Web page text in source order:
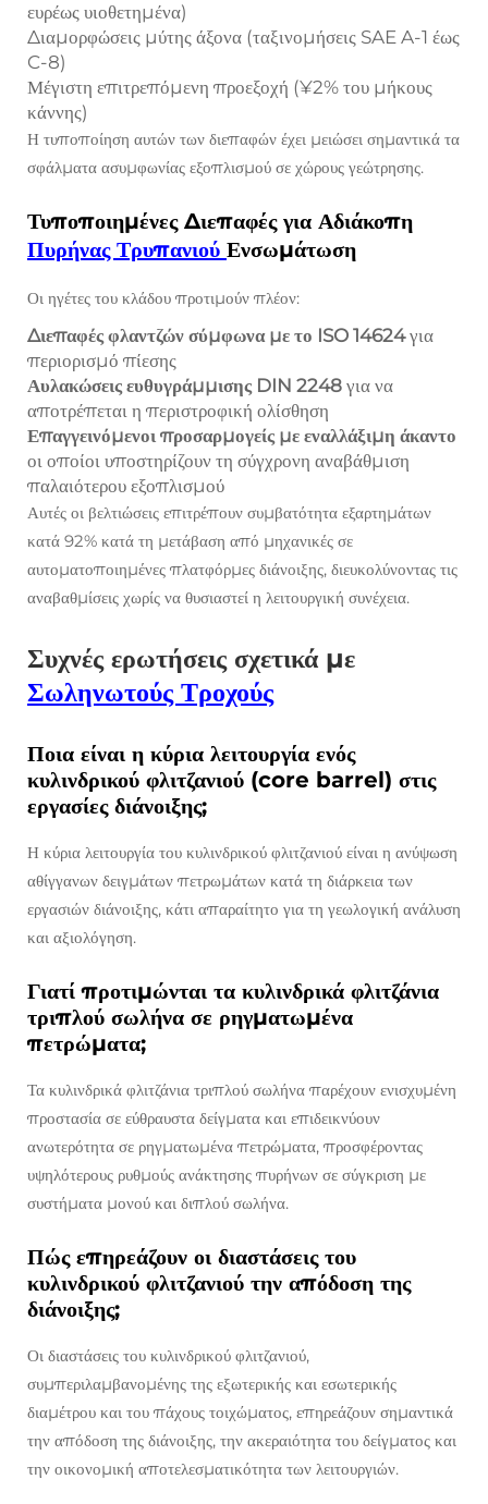
ευρέως υιοθετημένα)
Διαμορφώσεις μύτης άξονα (ταξινομήσεις SAE A-1 έως
C-8)
Μέγιστη επιτρεπόμενη προεξοχή (¥2% του μήκους
κάννης)
Η τυποποίηση αυτών των διεπαφών έχει μειώσει σημαντικά τα
σφάλματα ασυμφωνίας εξοπλισμού σε χώρους γεώτρησης.
Τυποποιημένες Διεπαφές για Αδιάκοπη
Πυρήνας Τρυπανιού Ενσωμάτωση
Οι ηγέτες του κλάδου προτιμούν πλέον:
Διεπαφές φλαντζών σύμφωνα με το ISO 14624για
περιορισμό πίεσης
Αυλακώσεις ευθυγράμμισης DIN 2248 για να
αποτρέπεται η περιστροφική ολίσθηση
Επαγγεινόμενοι προσαρμογείς με εναλλάξιμη άκαντο
οι οποίοι υποστηρίζουν τη σύγχρονη αναβάθμιση
παλαιότερου εξοπλισμού
Αυτές οι βελτιώσεις επιτρέπουν συμβατότητα εξαρτημάτων
κατά 92% κατά τη μετάβαση από μηχανικές σε
αυτοματοποιημένες πλατφόρμες διάνοιξης, διευκολύνοντας τις
αναβαθμίσεις χωρίς να θυσιαστεί η λειτουργική συνέχεια.
Συχνές ερωτήσεις σχετικά με
Σωληνωτούς Τροχούς
Ποια είναι η κύρια λειτουργία ενός
κυλινδρικού φλιτζανιού (core barrel) στις
εργασίες διάνοιξης;
Η κύρια λειτουργία του κυλινδρικού φλιτζανιού είναι η ανύψωση
αθίγγανων δειγμάτων πετρωμάτων κατά τη διάρκεια των
εργασιών διάνοιξης, κάτι απαραίτητο για τη γεωλογική ανάλυση
και αξιολόγηση.
Γιατί προτιμώνται τα κυλινδρικά φλιτζάνια
τριπλού σωλήνα σε ρηγματωμένα
πετρώματα;
Τα κυλινδρικά φλιτζάνια τριπλού σωλήνα παρέχουν ενισχυμένη
προστασία σε εύθραυστα δείγματα και επιδεικνύουν
ανωτερότητα σε ρηγματωμένα πετρώματα, προσφέροντας
υψηλότερους ρυθμούς ανάκτησης πυρήνων σε σύγκριση με
συστήματα μονού και διπλού σωλήνα.
Πώς επηρεάζουν οι διαστάσεις του
κυλινδρικού φλιτζανιού την απόδοση της
διάνοιξης;
Οι διαστάσεις του κυλινδρικού φλιτζανιού,
συμπεριλαμβανομένης της εξωτερικής και εσωτερικής
διαμέτρου και του πάχους τοιχώματος, επηρεάζουν σημαντικά
την απόδοση της διάνοιξης, την ακεραιότητα του δείγματος και
την οικονομική αποτελεσματικότητα των λειτουργιών.